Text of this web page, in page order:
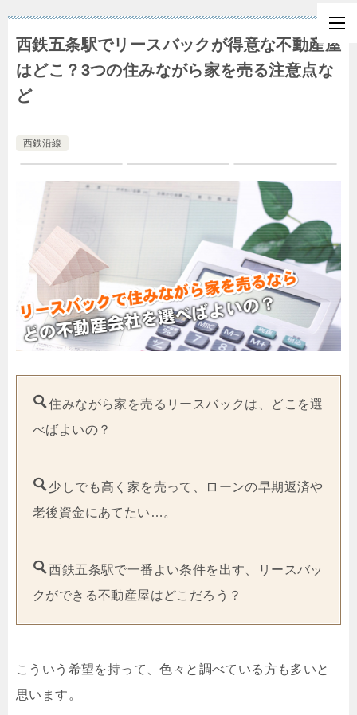
西鉄五条駅でリースバックが得意な不動産屋
はどこ？3つの住みながら家を売る注意点な
ど
西鉄沿線
住みながら家を売るリースバックは、どこを選
べばよいの？
少しでも高く家を売って、ローンの早期返済や
老後資金にあてたい…。
西鉄五条駅で一番よい条件を出す、リースバッ
クができる不動産屋はどこだろう？
こういう希望を持って、色々と調べている方も多いと
思います。